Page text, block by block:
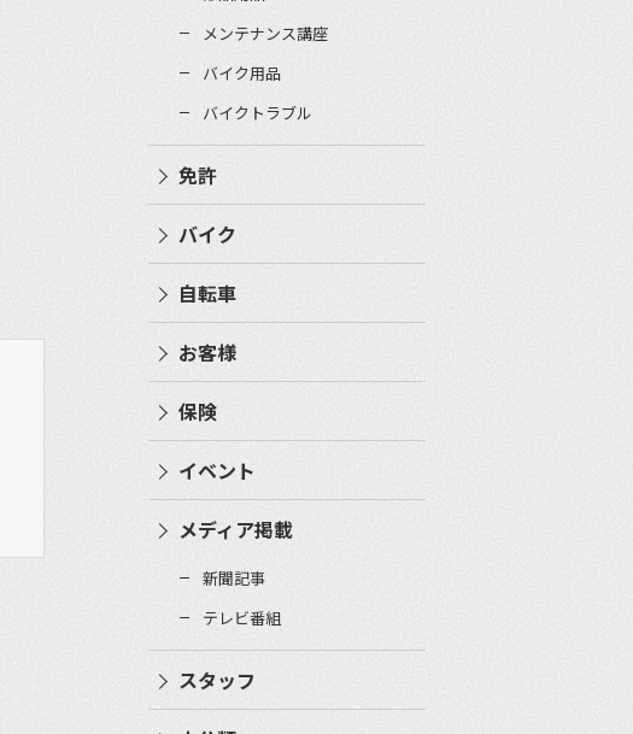
メンテナンス講座
バイク用品
バイクトラブル
免許
バイク
自転車
お客様
保険
イベント
メディア掲載
新聞記事
テレビ番組
スタッフ